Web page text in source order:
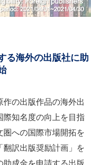
る海外の出版社に助
の出版作品の海外出
際知名度の向上を目指
圏への国際市場開拓を
翻訳出版奨励計画」を
成金を申請する出版